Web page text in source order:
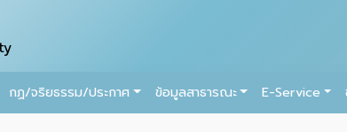
กฏ/จริยธรรม/ประกาศ ข้อมูลสาธารณะ E-Service